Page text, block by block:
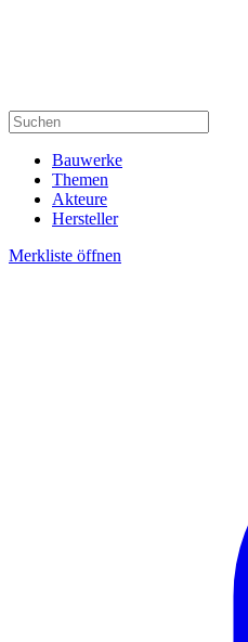
Bauwerke
Themen
Akteure
Hersteller
Merkliste öffnen